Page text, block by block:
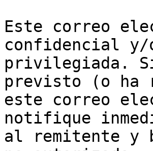
Este correo
confidencial y/
privilegiada.
previsto (o ha
este correo
notifique
al remitente y